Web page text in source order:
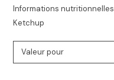
Informations nutritionnelles
Ketchup
Valeur pour